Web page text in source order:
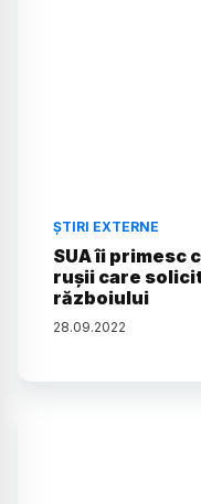
ȘTIRI EXTERNE
SUA îi primesc
rușii care
războiului
28.09.2022